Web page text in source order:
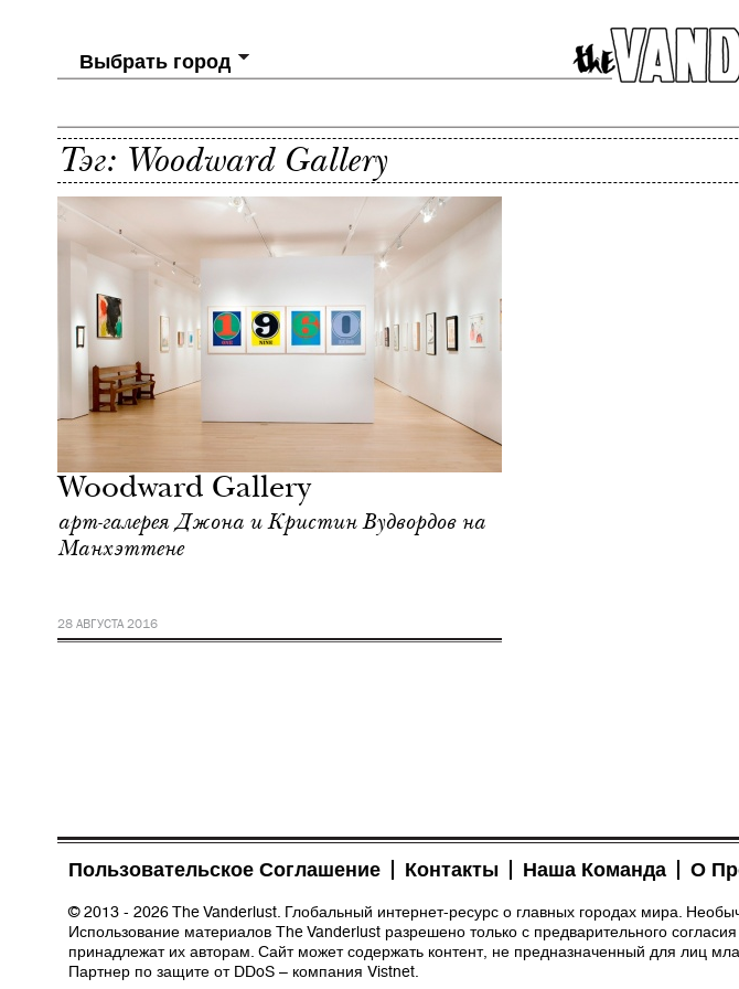
Выбрать город
Тэг: Woodward Gallery
Woodward Gallery
арт-галерея Джона и Кристин Вудвордов на
Манхэттене
28 АВГУСТА 2016
Пользовательское Соглашение Контакты Наша Команда О
© 2013 - 2026 The Vanderlust. Глобальный интернет-ресурс о главных городах мира.
Использование материалов The Vanderlust разрешено только с предварительного
принадлежат их авторам. Сайт может содержать контент, не предназначенный для лиц
Партнер по защите от DDoS – компания Vistnet